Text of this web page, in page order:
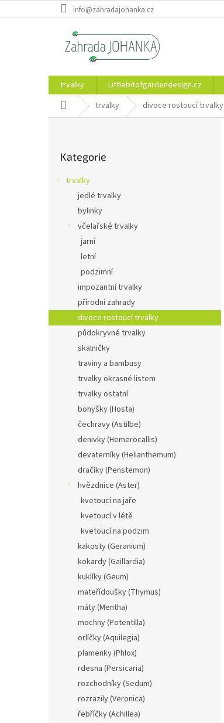
na
info@zahradajohanka.cz
trvalky Littlebitofgardendesign.cz
Domů trvalky divoce rostoucí trvalky
kategorie
Kategorie
trvalky
jedlé trvalky
bylinky
včelařské trvalky
jarní
letní
podzimní
impozantní trvalky
přírodní zahrady
divoce rostoucí trvalky
půdokryvné trvalky
skalničky
traviny a bambusy
trvalky okrasné listem
trvalky ostatní
bohyšky (Hosta)
čechravy (Astilbe)
denivky (Hemerocallis)
devaterníky (Helianthemum)
dračíky (Penstemon)
hvězdnice (Aster)
kvetoucí na jaře
kvetoucí v létě
kvetoucí na podzim
kakosty (Geranium)
kokardy (Gaillardia)
kuklíky (Geum)
mateřídoušky (Thymus)
máty (Mentha)
mochny (Potentilla)
orlíčky (Aquilegia)
plamenky (Phlox)
rdesna (Persicaria)
rozchodníky (Sedum)
rozrazily (Veronica)
řebříčky (Achillea)